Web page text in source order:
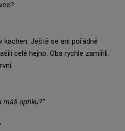
kachen. Ještě se ani pořádně
celé hejno. Oba rychle zamířili.
máš optiku?”